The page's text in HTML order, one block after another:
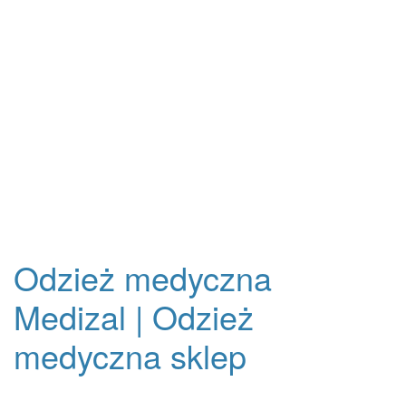
Odzież medyczna
Medizal | Odzież
medyczna sklep